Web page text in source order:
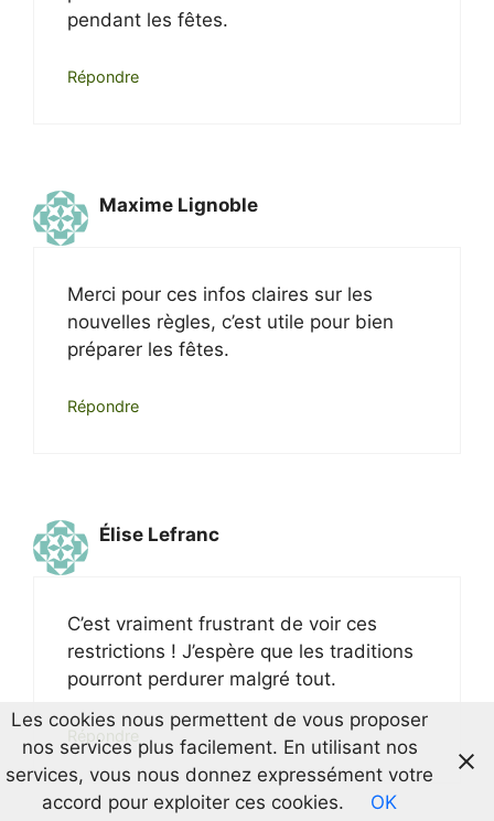
pendant les fêtes.
Répondre
Maxime Lignoble
Merci pour ces infos claires sur les
nouvelles règles, c’est utile pour bien
préparer les fêtes.
Répondre
Élise Lefranc
C’est vraiment frustrant de voir ces
restrictions ! J’espère que les traditions
pourront perdurer malgré tout.
Répondre
Les cookies nous permettent de vous proposer
nos services plus facilement. En utilisant nos
services, vous nous donnez expressément votre
accord pour exploiter ces cookies.
OK